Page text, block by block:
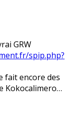
GRW
spip.php?
fait encore des
Kokocalimero…